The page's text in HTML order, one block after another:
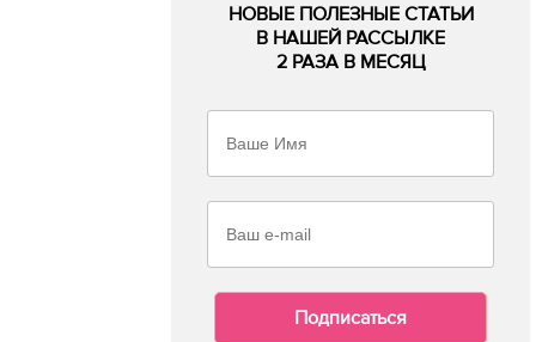
НОВЫЕ ПОЛЕЗНЫЕ СТАТЬИ
В НАШЕЙ РАССЫЛКЕ
2 РАЗА В МЕСЯЦ
Подписаться